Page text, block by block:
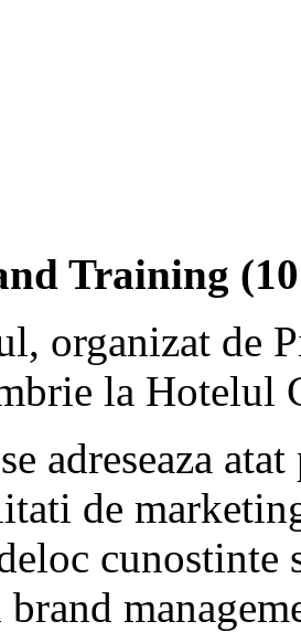
Training
organizat de
la Hotelul
adreseaza
de
cunostinte